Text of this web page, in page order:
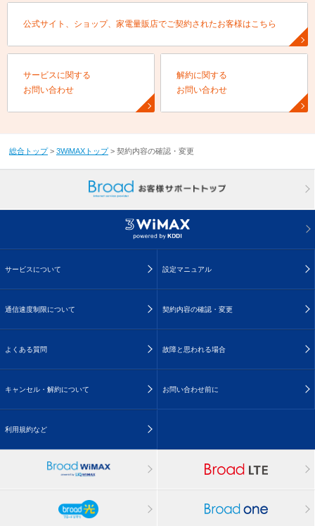
公式サイト、ショップ、家電量販店でご契約されたお客様はこちら
サービスに関する
お問い合わせ
解約に関する
お問い合わせ
総合トップ> 3WiMAXトップ> 契約内容の確認・変更
サービスについて 設定マニュアル
通信速度制限について 契約内容の確認・変更
よくある質問 故障と思われる場合
キャンセル・解約について お問い合わせ前に
利用規約など